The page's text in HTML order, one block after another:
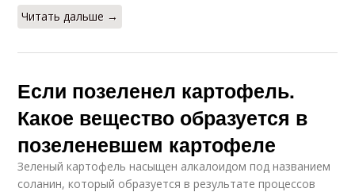
Читать дальше →
Если позеленел картофель.
Какое вещество образуется в
позеленевшем картофеле
Зеленый картофель насыщен алкалоидом под названием
соланин, который образуется в результате процессов